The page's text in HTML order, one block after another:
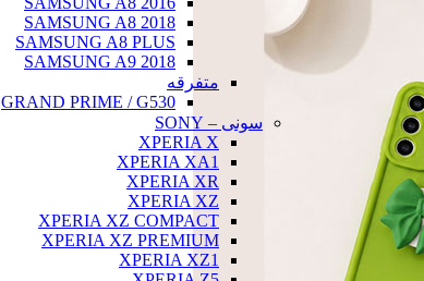
SAMSUNG A8 2018
SAMSUNG A8 PLUS
SAMSUNG A9 2018
متفرقه
GRAND PRIME / G530
سونی – SONY
XPERIA X
XPERIA XA1
XPERIA XR
XPERIA XZ
XPERIA XZ COMPACT
XPERIA XZ PREMIUM
XPERIA XZ1